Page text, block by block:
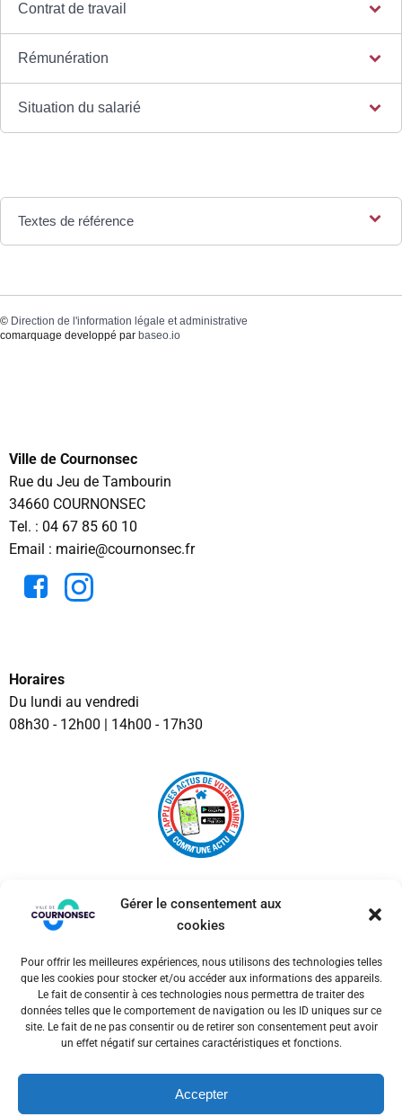
Gérer le consentement aux
cookies
Pour offrir les meilleures expériences, nous utilisons des technologies telles
que les cookies pour stocker et/ou accéder aux informations des appareils.
Le fait de consentir à ces technologies nous permettra de traiter des
données telles que le comportement de navigation ou les ID uniques sur ce
site. Le fait de ne pas consentir ou de retirer son consentement peut avoir
un effet négatif sur certaines caractéristiques et fonctions.
Accepter
Contrat de travail
Rémunération
Situation du salarié
Textes de référence
© Direction de l'information légale et administrative
comarquage developpé par baseo.io
Ville de Cournonsec
Rue du Jeu de Tambourin
34660 COURNONSEC
Tel. : 04 67 85 60 10
Email : mairie@cournonsec.fr
Horaires
Du lundi au vendredi
08h30 - 12h00 | 14h00 - 17h30
© 2026 Ville de Cournonsec. Un service proposé par
Comm'un Site
Mentions légales